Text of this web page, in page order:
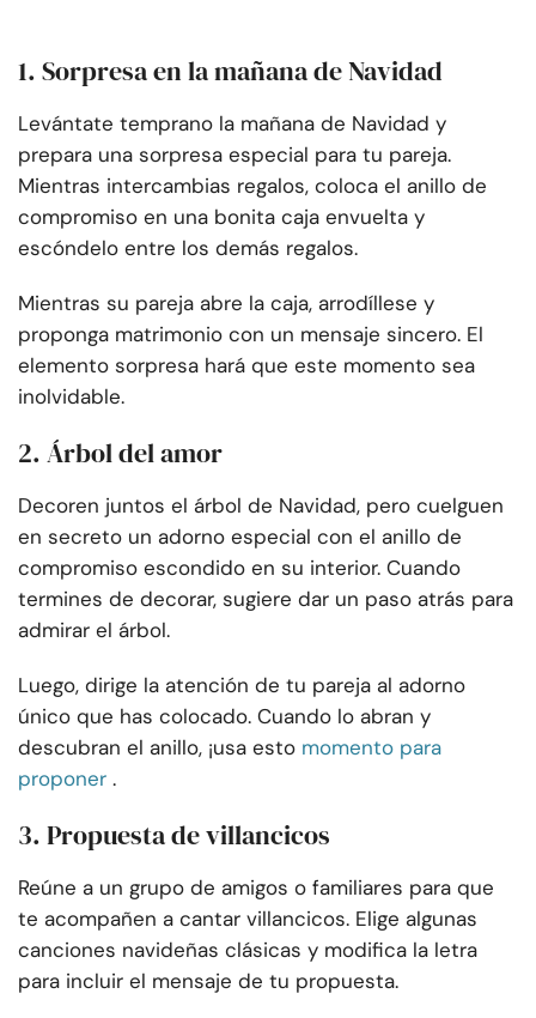
1. Sorpresa en la mañana de Navidad
Levántate temprano la mañana de Navidad y
prepara una sorpresa especial para tu pareja.
Mientras intercambias regalos, coloca el anillo de
compromiso en una bonita caja envuelta y
escóndelo entre los demás regalos.
Mientras su pareja abre la caja, arrodíllese y
proponga matrimonio con un mensaje sincero. El
elemento sorpresa hará que este momento sea
inolvidable.
2. Árbol del amor
Decoren juntos el árbol de Navidad, pero cuelguen
en secreto un adorno especial con el anillo de
compromiso escondido en su interior. Cuando
termines de decorar, sugiere dar un paso atrás para
admirar el árbol.
Luego, dirige la atención de tu pareja al adorno
único que has colocado. Cuando lo abran y
descubran el anillo, ¡usa esto momento para
proponer .
3. Propuesta de villancicos
Reúne a un grupo de amigos o familiares para que
te acompañen a cantar villancicos. Elige algunas
canciones navideñas clásicas y modifica la letra
para incluir el mensaje de tu propuesta.